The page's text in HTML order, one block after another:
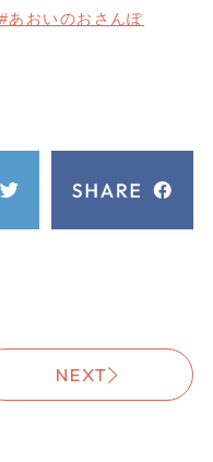
#あおいのおさんぽ
NEXT